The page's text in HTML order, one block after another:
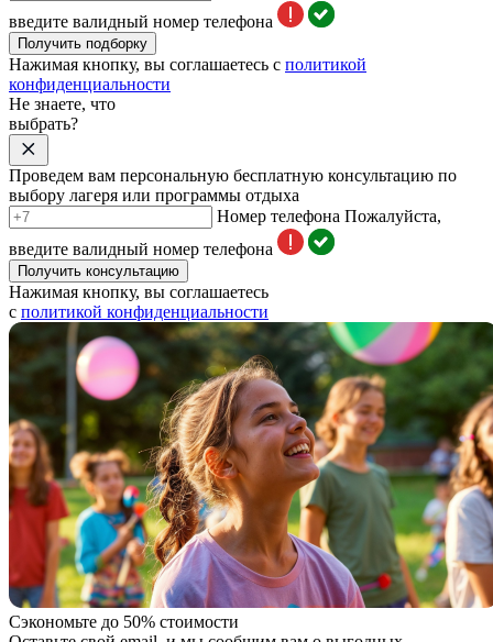
введите валидный номер телефона
Получить подборку
Нажимая кнопку, вы соглашаетесь с политикой
конфиденциальности
Не знаете, что
выбрать?
Проведем вам персональную бесплатную консультацию по
выбору лагеря или программы отдыха
Номер телефона Пожалуйста,
введите валидный номер телефона
Получить консультацию
Нажимая кнопку, вы соглашаетесь
с политикой конфиденциальности
Сэкономьте до 50% стоимости